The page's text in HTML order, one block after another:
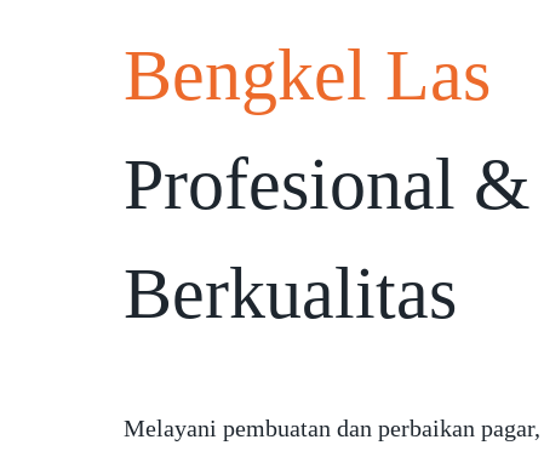
Bengkel Las
Profesional &
Berkualitas
Melayani pembuatan dan perbaikan pagar,